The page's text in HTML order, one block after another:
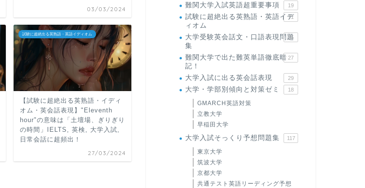
03/03/2024
試験に超絶出る英熟語・英語イディオム
【試験に超絶出る英熟語・イディ
オム・英会話表現】"Eleventh
hour"の意味は「土壇場、ぎりぎり
の時間」IELTS, 英検, 大学入試,
日常会話に超頻出！
27/03/2024
難関大学入試英語超重要事項 19
試験に超絶出る英熟語・英語イデ
ィオム
71
大学受験英会話文・口語表現問題
集
35
難関大学で出た難英単語徹底暗
記！
27
大学入試に出る英会話表現 29
大学・学部別傾向と対策ゼミ 18
GMARCH英語対策
立教大学
早稲田大学
大学入試そっくり予想問題集 117
東京大学
筑波大学
京都大学
共通テスト英語リーディング予想